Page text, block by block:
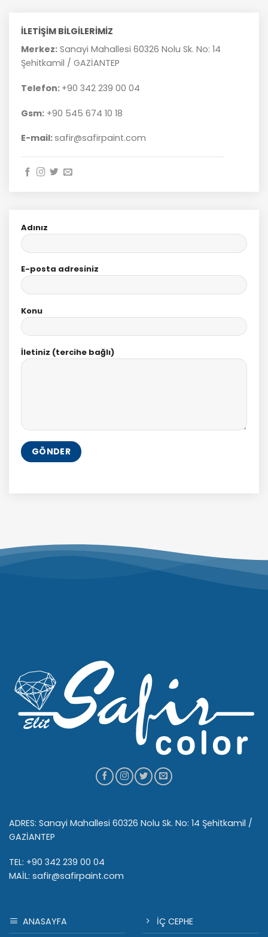
İLETİŞİM BİLGİLERİMİZ
Merkez: Sanayi Mahallesi 60326 Nolu Sk. No: 14
Şehitkamil / GAZİANTEP
Telefon: +90 342 239 00 04
Gsm: +90 545 674 10 18
E-mail:safir@safirpaint.com
Adınız
E-posta adresiniz
Konu
İletiniz (tercihe bağlı)
ADRES: Sanayi Mahallesi 60326 Nolu Sk. No: 14 Şehitkamil /
GAZİANTEP
TEL: +90 342 239 00 04
MAİL: safir@safirpaint.com
ANASAYFA
İÇ CEPHE